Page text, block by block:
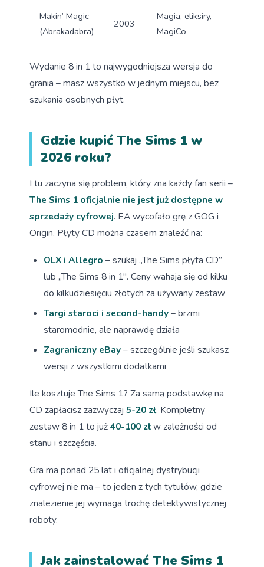
Makin’ Magic
(Abrakadabra)
2003
Magia, eliksiry,
MagiCo
Wydanie 8 in 1 to najwygodniejsza wersja do
grania – masz wszystko w jednym miejscu, bez
szukania osobnych płyt.
Gdzie kupić The Sims 1 w
2026 roku?
I tu zaczyna się problem, który zna każdy fan serii –
The Sims 1 oficjalnie nie jest już dostępne w
sprzedaży cyfrowej. EA wycofało grę z GOG i
Origin. Płyty CD można czasem znaleźć na:
OLX i Allegro – szukaj „The Sims płyta CD”
lub „The Sims 8 in 1″. Ceny wahają się od kilku
do kilkudziesięciu złotych za używany zestaw
Targi staroci i second-handy– brzmi
staromodnie, ale naprawdę działa
Zagraniczny eBay– szczególnie jeśli szukasz
wersji z wszystkimi dodatkami
Ile kosztuje The Sims 1? Za samą podstawkę na
CD zapłacisz zazwyczaj 5-20 zł. Kompletny
zestaw 8 in 1 to już40-100 złw zależności od
stanu i szczęścia.
Gra ma ponad 25 lat i oficjalnej dystrybucji
cyfrowej nie ma – to jeden z tych tytułów, gdzie
znalezienie jej wymaga trochę detektywistycznej
roboty.
Jak zainstalować The Sims 1